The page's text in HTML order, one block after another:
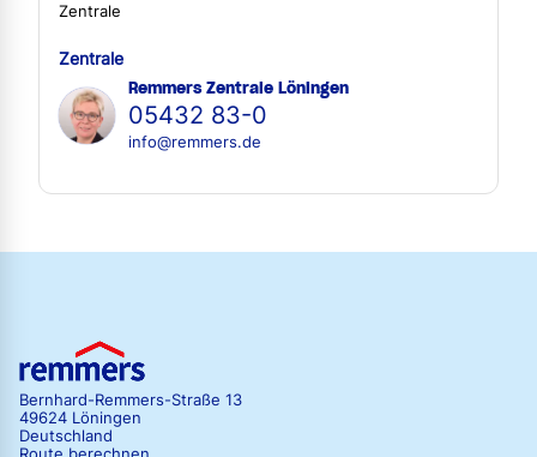
Zentrale
Zentrale
Remmers Zentrale Löningen
05432 83-0
info@remmers.de
Bernhard-Remmers-Straße 13
49624 Löningen
Deutschland